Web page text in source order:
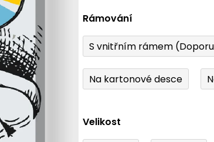
z
5
hvězdiček.
Rámování
S vnitřním rámem
Na kartonové desce
Velikost